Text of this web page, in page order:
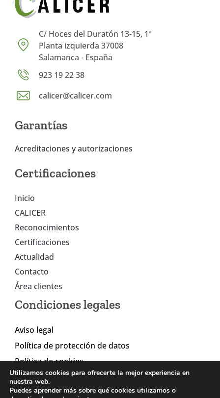
C/ Hoces del Duratón 13-15, 1ª
Planta izquierda 37008
Salamanca - España
923 19 22 38
calicer@calicer.com
Garantías
Acreditaciones y autorizaciones
Certificaciones
Inicio
CALICER
Reconocimientos
Certificaciones
Actualidad
Contacto
Área clientes
Condiciones legales
Aviso legal
Política de protección de datos
Política de cookies
Utilizamos cookies para ofrecerte la mejor experiencia en
nuestra web.
Puedes aprender más sobre qué cookies utilizamos o